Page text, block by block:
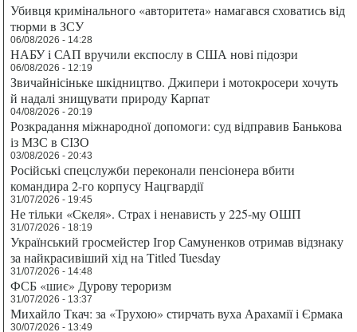
Убивця кримінального «авторитета» намагався сховатись від
тюрми в ЗСУ
06/08/2026 - 14:28
НАБУ і САП вручили експослу в США нові підозри
06/08/2026 - 12:19
Звичайнісіньке шкідництво. Джипери і мотокросери хочуть
й надалі знищувати природу Карпат
04/08/2026 - 20:19
Розкрадання міжнародної допомоги: суд відправив Банькова
із МЗС в СІЗО
03/08/2026 - 20:43
Російські спецслужби переконали пенсіонера вбити
командира 2-го корпусу Нацгвардії
31/07/2026 - 19:45
Не тільки «Скеля». Страх і ненависть у 225-му ОШП
31/07/2026 - 18:19
Український гросмейстер Ігор Самуненков отримав відзнаку
за найкрасивіший хід на Titled Tuesday
31/07/2026 - 14:48
ФСБ «шиє» Дурову тероризм
31/07/2026 - 13:37
Михайло Ткач: за «Трухою» стирчать вуха Арахамії і Єрмака
30/07/2026 - 13:49